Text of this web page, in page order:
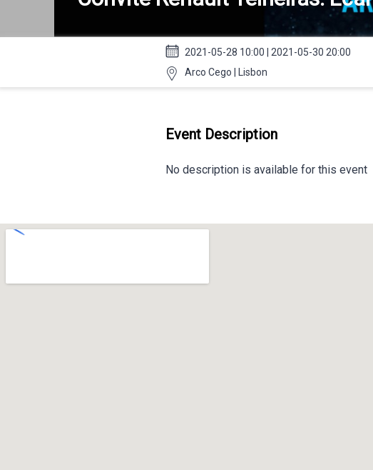
2021-05-28 10:00 | 2021-05-30 20:00
Arco Cego | Lisbon
Event Description
No description is available for this event